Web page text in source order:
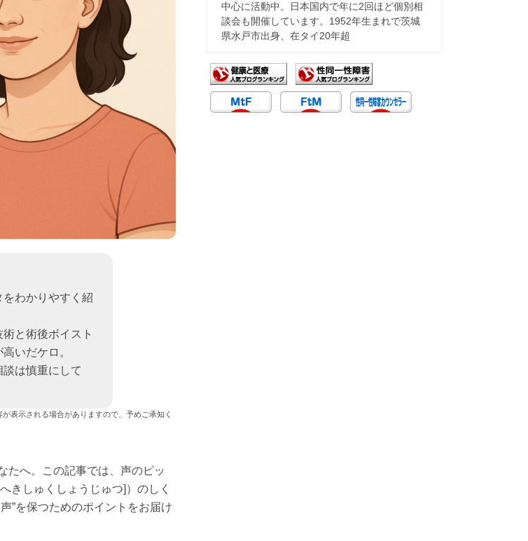
わかりやすく紹
と術後ボイスト
いだケロ。
は慎重にして
表示される場合がありますので、予めご承知く
へ。この記事では、声のピッ
きしゅくしょうじゅつ]）のしく
”を保つためのポイントをお届け
中心に活動中。日本国内で年に2回ほど個別相
談会も開催しています。1952年生まれで茨城
県水戸市出身、在タイ20年超